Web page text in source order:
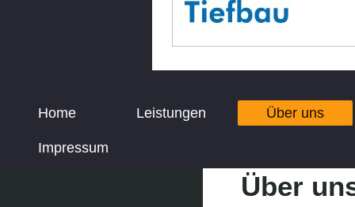
Home Leistungen Über uns
Impressum
Über